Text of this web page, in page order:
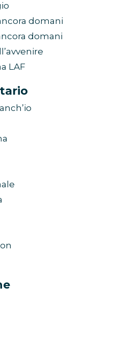
domani
domani
LAF